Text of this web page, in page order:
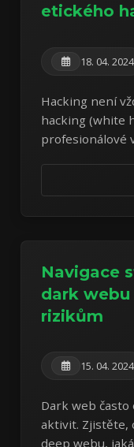
etického
18. 04. 2024
Hacking není
hacking (white
profesionálové
zranitelností
zneužít.
Navigace
dark
rizikům
15. 04. 2024
Dark web
aktivit. Zjistěte,
deep webu,